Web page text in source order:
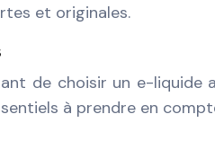
et originales.
de choisir un e-liquide
à prendre en